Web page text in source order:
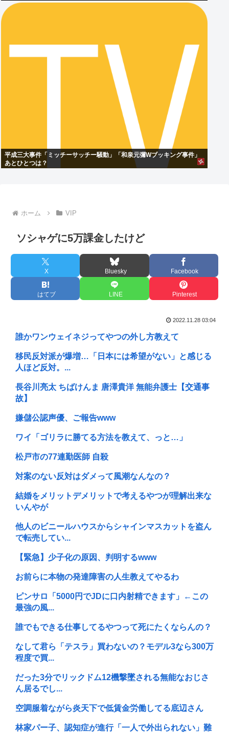
平成三大事件「ミッチーサッチー騒動」「和泉元彌Wブッキング事件」
あとひとつは？
ホーム VIP
ソシャゲに5万課金したけど
X Bluesky Facebook
はてブ LINE Pinterest
2022.11.28 03:04
誰かワンウェイネジってやつの外し方教えて
移民反対派が爆増…「日本には希望がない」と感じる
人ほど反対。...
長谷川亮太 ちばけんま 唐澤貴洋 無能弁護士【交通事
故】
嫌儲公認声優、ご報告www
ワイ「ゴリラに勝てる方法を教えて、っと…」
松戸市の77連勤医師 自殺
対案のない反対はダメって風潮なんなの？
結婚をメリットデメリットで考えるやつが理解出来な
いんやが
他人のビニールハウスからシャインマスカットを盗ん
で転売してい...
【緊急】少子化の原因、判明するwww
お前らに本物の発達障害の人生教えてやるわ
ピンサロ「5000円でJDに口内射精できます」←この
最強の風...
誰でもできる仕事してるやつって死にたくならんの？
なして君ら「テスラ」買わないの？モデル3なら300万
程度で買...
だった3分でリックドム12機撃墜される無能なおじさ
ん居るでし...
空調服着ながら炎天下で低賃金労働してる底辺さん
林家パー子、認知症が進行「一人で外出られない」難